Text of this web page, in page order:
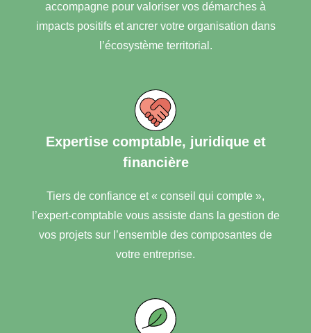
accompagne pour valoriser vos démarches à
impacts positifs et ancrer votre organisation dans
l’écosystème territorial.
Expertise comptable, juridique et
financière
Tiers de confiance et « conseil qui compte »,
l’expert-comptable vous assiste dans la gestion de
vos projets sur l’ensemble des composantes de
votre entreprise.